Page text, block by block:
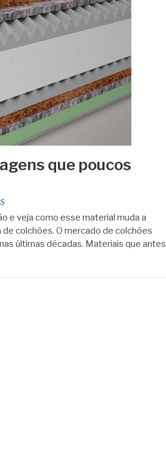
que poucos
e veja como esse material muda a
colchões. O mercado de colchões
últimas décadas. Materiais que antes